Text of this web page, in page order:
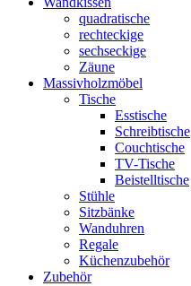
quadratische
rechteckige
sechseckige
Zäune
Massivholzmöbel
Tische
Esstische
Schreibtische
Couchtische
TV-Tische
Beistelltische
Stühle
Sitzbänke
Wanduhren
Regale
Küchenzubehör
Zubehör